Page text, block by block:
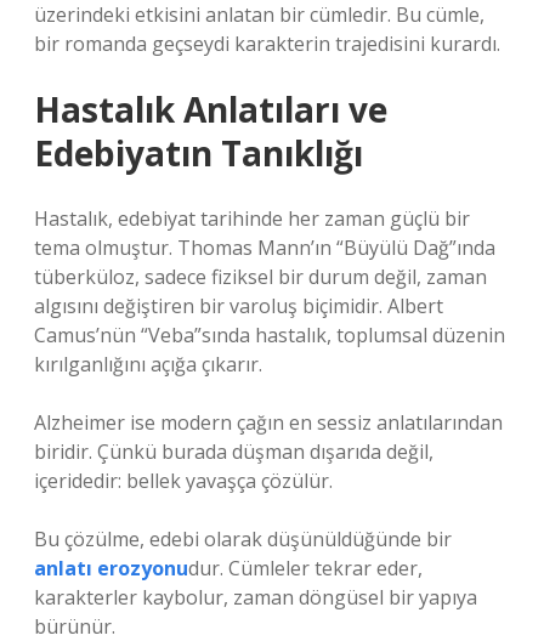
üzerindeki etkisini anlatan bir cümledir. Bu cümle,
bir romanda geçseydi karakterin trajedisini kurardı.
Hastalık Anlatıları ve
Edebiyatın Tanıklığı
Hastalık, edebiyat tarihinde her zaman güçlü bir
tema olmuştur. Thomas Mann’ın “Büyülü Dağ”ında
tüberküloz, sadece fiziksel bir durum değil, zaman
algısını değiştiren bir varoluş biçimidir. Albert
Camus’nün “Veba”sında hastalık, toplumsal düzenin
kırılganlığını açığa çıkarır.
Alzheimer ise modern çağın en sessiz anlatılarından
biridir. Çünkü burada düşman dışarıda değil,
içeridedir: bellek yavaşça çözülür.
Bu çözülme, edebi olarak düşünüldüğünde bir
anlatı erozyonudur. Cümleler tekrar eder,
karakterler kaybolur, zaman döngüsel bir yapıya
bürünür.